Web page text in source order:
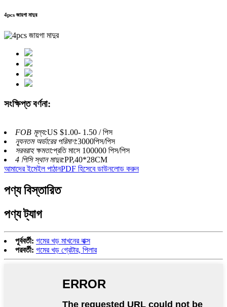
4pcs জায়গা মাদুর
সংক্ষিপ্ত বর্ণনা:
FOB মূল্য:US $1.00- 1.50 / পিস
ন্যূনতম অর্ডারের পরিমাণ:3000পিস/পিস
সরবরাহ ক্ষমতা:প্রতি মাসে 100000 পিস/পিস
4 পিসি স্থান মাদুর:PP,40*28CM
আমাদের ইমেইল পাঠানPDF হিসেবে ডাউনলোড করুন
পণ্য বিস্তারিত
পণ্য ট্যাগ
পূর্ববর্তী: গমের খড় মাখনের বাক্স
পরবর্তী: গমের খড় গ্রেটার, পিলার